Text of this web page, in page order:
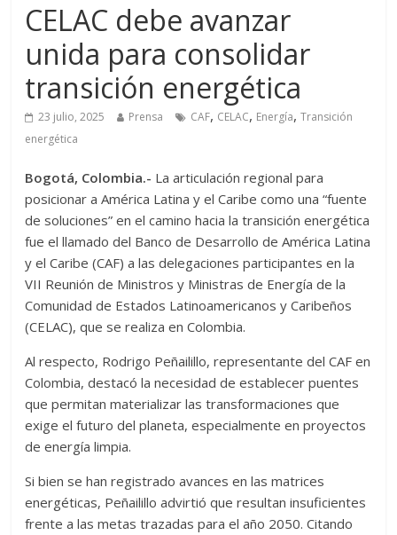
CELAC debe avanzar
unida para consolidar
transición energética
23 julio, 2025 Prensa CAF, CELAC, Energía,Transición
energética
Bogotá, Colombia.- La articulación regional para
posicionar a América Latina y el Caribe como una “fuente
de soluciones” en el camino hacia la transición energética
fue el llamado del Banco de Desarrollo de América Latina
y el Caribe (CAF) a las delegaciones participantes en la
VII Reunión de Ministros y Ministras de Energía de la
Comunidad de Estados Latinoamericanos y Caribeños
(CELAC), que se realiza en Colombia.
Al respecto, Rodrigo Peñailillo, representante del CAF en
Colombia, destacó la necesidad de establecer puentes
que permitan materializar las transformaciones que
exige el futuro del planeta, especialmente en proyectos
de energía limpia.
Si bien se han registrado avances en las matrices
energéticas, Peñailillo advirtió que resultan insuficientes
frente a las metas trazadas para el año 2050. Citando